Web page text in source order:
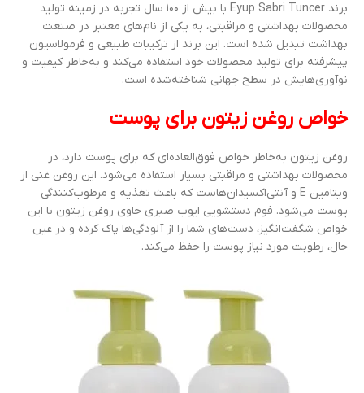
برند Eyup Sabri Tuncer با بیش از ۱۰۰ سال تجربه در زمینه تولید
محصولات بهداشتی و مراقبتی، به یکی از نام‌های معتبر در صنعت
بهداشت تبدیل شده است. این برند از ترکیبات طبیعی و فرمولاسیون
پیشرفته برای تولید محصولات خود استفاده می‌کند و به‌خاطر کیفیت و
نوآوری‌هایش در سطح جهانی شناخته‌شده است.
خواص روغن زیتون برای پوست
روغن زیتون به‌خاطر خواص فوق‌العاده‌ای که برای پوست دارد، در
محصولات بهداشتی و مراقبتی بسیار استفاده می‌شود. این روغن غنی از
ویتامین E و آنتی‌اکسیدان‌هاست که باعث تغذیه و مرطوب‌کنندگی
پوست می‌شود. فوم دستشویی ایوب صبری حاوی روغن زیتون با این
خواص شگفت‌انگیز، دست‌های شما را از آلودگی‌ها پاک کرده و در عین
حال، رطوبت مورد نیاز پوست را حفظ می‌کند.